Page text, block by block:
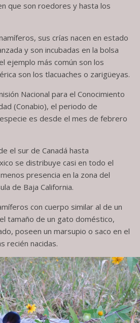
que son roedores y hasta los
sus crías nacen en estado
y son incubadas en la bolsa
ejemplo más común son los
son los tlacuaches o zarigüeyas.
Nacional para el Conocimiento
(Conabio), el periodo de
es desde el mes de febrero
el sur de Canadá hasta
se distribuye casi en todo el
presencia en la zona del
de Baja California.
con cuerpo similar al de un
tamaño de un gato doméstico,
poseen un marsupio o saco en el
recién nacidas.